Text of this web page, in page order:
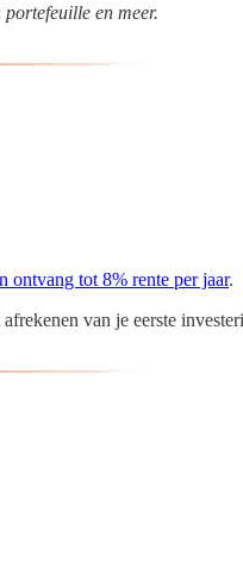
en meer.
ontvang tot 8% rente per jaar.
van je eerste